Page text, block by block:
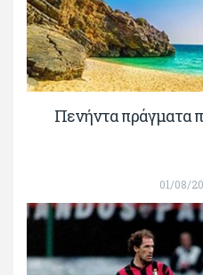
Πενήντα πράγματα
01/08/